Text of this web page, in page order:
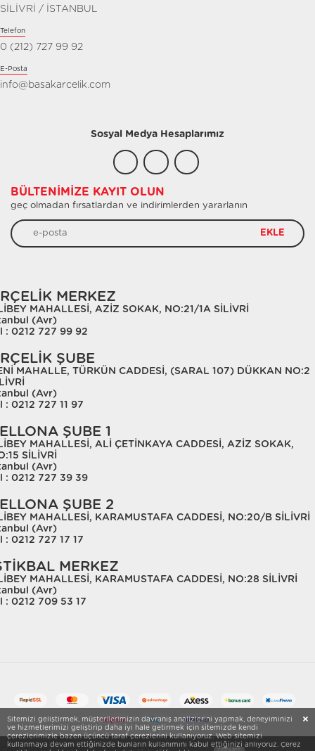
SİLİVRİ / İSTANBUL
Telefon
0 (212) 727 99 92
E-Posta
info@basakarcelik.com
Sosyal Medya Hesaplarımız
BÜLTENIMIZE KAYIT OLUN
geç olmadan fırsatlardan ve indirimlerden yararlanın
EKLE
MERKEZ
MAHALLESİ, AZİZ SOKAK, NO:21/1A SİLİVRİ
(Avr)
: 0212 727 99 92
ŞUBE
MAHALLE, TÜRKÜN CADDESİ, (SARAL 107) DÜKKAN NO:2
(Avr)
: 0212 727 11 97
ŞUBE 1
MAHALLESİ, ALİ ÇETİNKAYA CADDESİ, AZİZ SOKAK,
SİLİVRİ
(Avr)
: 0212 727 39 39
ŞUBE 2
MAHALLESİ, KARAMUSTAFA CADDESİ, NO:20/B SİLİVRİ
(Avr)
: 0212 727 17 17
MERKEZ
MAHALLESİ, KARAMUSTAFA CADDESİ, NO:28 SİLİVRİ
(Avr)
: 0212 709 53 17
Sitemizi geliştirmek, müşterilerimizin davranış analizlerini yapmak, deneyiminizi
ve hizmetlerimizi geliştirip daha iyi hale getirmek için sitemizde kendi
çerezlerimizle bazen üçüncü taraf çerezlerini kullanıyoruz. Web sitemizi
kullanmaya devam ettiğinizde bunların kullanımını kabul ettiğinizi anlıyoruz. Çerez